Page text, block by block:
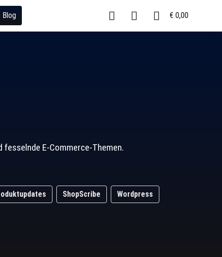
€ 0,00
Blog
E-Commerce-Themen.
ShopScribe Wordpress